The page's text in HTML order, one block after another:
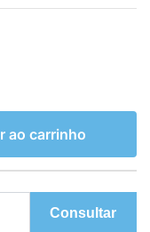
ao carrinho
Consultar